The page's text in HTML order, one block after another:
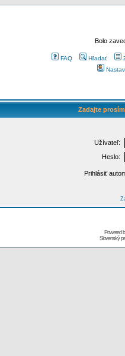
Bolo
FAQ Hľadať
Zadajte
Užívateľ:
Heslo:
Prihlásiť
Powered
Slovenský